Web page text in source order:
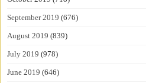
September 2019 (676)
August 2019 (839)
July 2019 (978)
June 2019 (646)